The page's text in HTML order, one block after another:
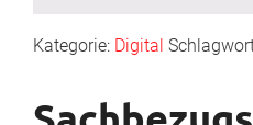
Kategorie: Digital